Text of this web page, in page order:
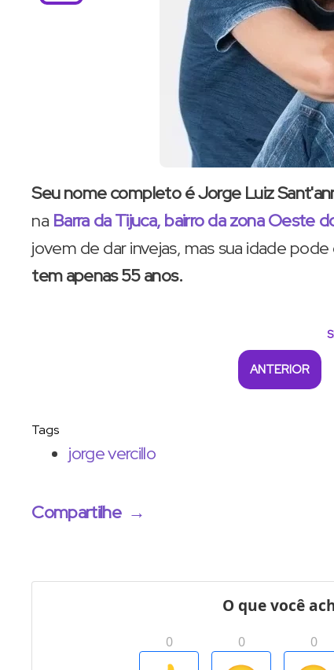
Seu nome completo é Jorge Luiz
na Barra da Tijuca, bairro da zona Oeste
jovem de dar invejas, mas sua idade pode
tem apenas 55 anos.
ANTERIOR
Tags
jorge vercillo
Compartilhe →